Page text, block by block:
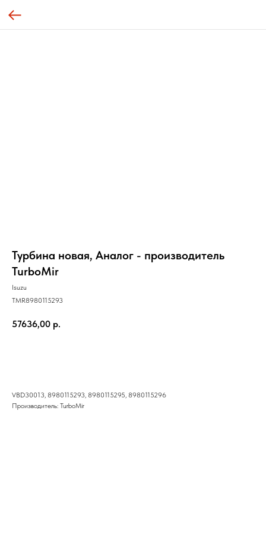
Турбина новая, Аналог - производитель
TurboMir
Isuzu
TMR8980115293
57636,00 р.
VBD30013, 8980115293, 8980115295, 8980115296
Производитель: TurboMir